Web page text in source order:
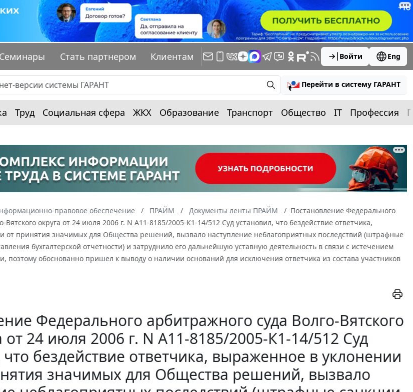
Семинары Стать партнером Клиентам Войти Eng
Перейти в систему ГАРАНТ
Труд Социальная сфера ЖКХ Образование Транспорт Общество IT Профессия
правовое обеспечение ПРАЙМ Документы ленты ПРАЙМ
Постановление Федерального
Вятского округа от 24 июля 2006 г. N А11-8185/2005-К1-14/512 Суд установил, что бездействие ответчика,
от принятия значимых для Общества решений, вызвало наступление неблагоприятных последствий (штрафные
бухгалтерской отчетности) и затруднило его дальнейшую уставную деятельность в связи с истечением
поэтому обоснованно пришел к выводу о наличии оснований для исключения ответчика из состава участников
Федерального арбитражного суда Волго-Вятского
от 24 июля 2006 г. N А11-8185/2005-К1-14/512 Суд
что бездействие ответчика, выраженное в уклонении
значимых для Общества решений, вызвало